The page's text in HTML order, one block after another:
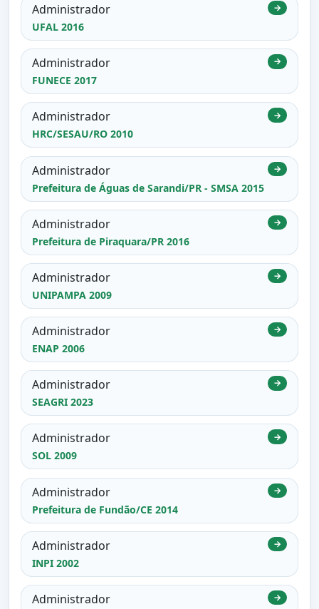
Administrador
UFAL 2016
→
Administrador
FUNECE 2017
→
Administrador
HRC/SESAU/RO 2010
→
Administrador
Prefeitura de Águas de Sarandi/PR - SMSA 2015
→
Administrador
Prefeitura de Piraquara/PR 2016
→
Administrador
UNIPAMPA 2009
→
Administrador
ENAP 2006
→
Administrador
SEAGRI 2023
→
Administrador
SOL 2009
→
Administrador
Prefeitura de Fundão/CE 2014
→
Administrador
INPI 2002
→
Administrador →